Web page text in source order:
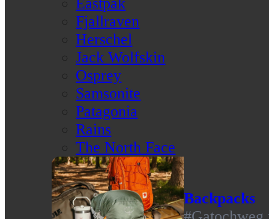
Fjallraven
Herschel
Jack Wolfskin
Osprey
Samsonite
Patagonia
Rains
The North Face
Backpacks